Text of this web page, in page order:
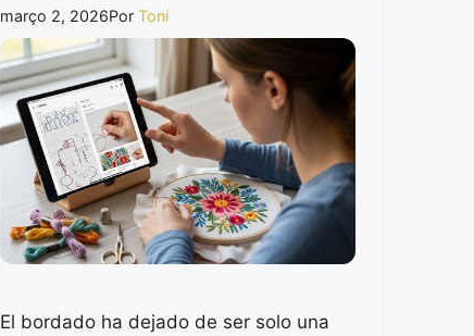
março 2, 2026Por Toni
El bordado ha dejado de ser solo una